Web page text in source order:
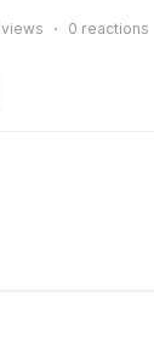
views 0 reactions